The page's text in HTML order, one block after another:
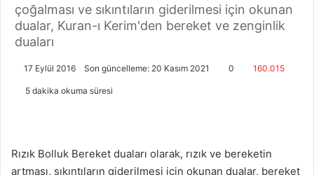
çoğalması ve sıkıntıların giderilmesi için okunan
dualar, Kuran-ı Kerim'den bereket ve zenginlik
duaları
17 Eylül 2016 Son güncelleme: 20 Kasım 2021 0 160.015
5 dakika okuma süresi
Rızık Bolluk Bereket duaları olarak, rızık ve bereketin
artması, sıkıntıların giderilmesi için okunan dualar, bereket